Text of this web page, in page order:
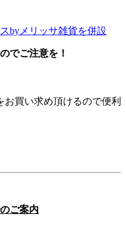
でご注意を！
買い求め頂けるので便利
ご案内